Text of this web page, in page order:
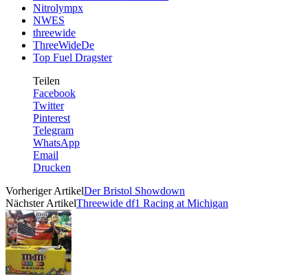
Nitrolympx
NWES
threewide
ThreeWideDe
Top Fuel Dragster
Teilen
Facebook
Twitter
Pinterest
Telegram
WhatsApp
Email
Drucken
Vorheriger ArtikelDer Bristol Showdown
Nächster ArtikelThreewide df1 Racing at Michigan